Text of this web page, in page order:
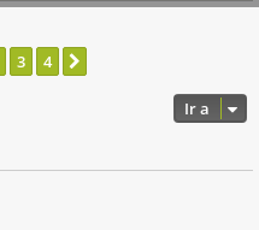
3 4
Ir a